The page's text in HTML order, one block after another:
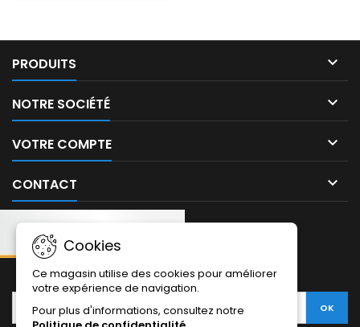
PRODUITS 
NOTRE SOCIÉTÉ 
VOTRE COMPTE 
CONTACT 
Cookies
Ce magasin utilise des cookies pour améliorer
votre expérience de navigation.
Pour plus d'informations, consultez notre
NEWSLETTER: